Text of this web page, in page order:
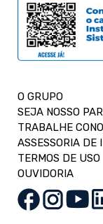
O GRUPO
SEJA NOSSO
TRABALHE
ASSESSORIA DE
TERMOS DE USO
OUVIDORIA